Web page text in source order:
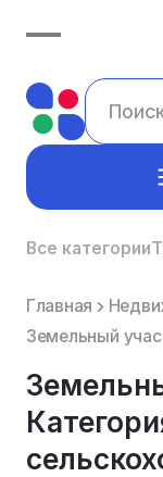
Все категории
Главная